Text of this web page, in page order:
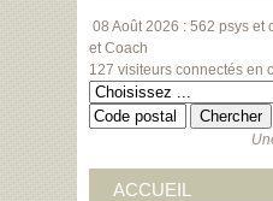
08 Août 2026 : 562 psys et
et Coach
127 visiteurs connectés en
ACCUEIL